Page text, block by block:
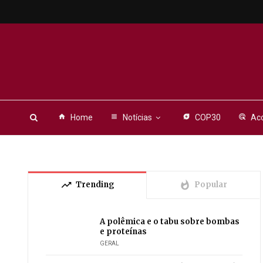
home Home view_headline Notícias energy_savings_leaf COP30 ads_click
trending_up Trending whatshot Popular
A polêmica e o tabu sobre bombas
e proteínas
GERAL